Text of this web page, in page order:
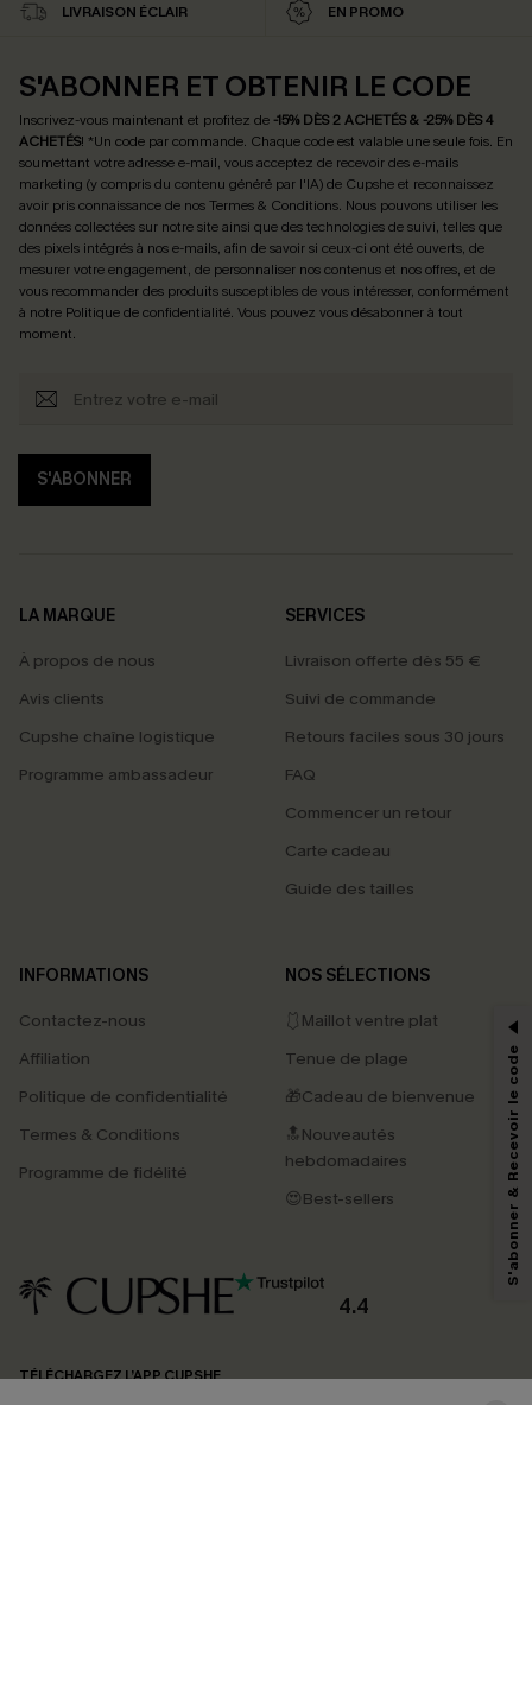
LIVRAISON ÉCLAIR EN PROMO
S'ABONNER ET OBTENIR LE CODE
Inscrivez-vous maintenant et profitez de -15% DÈS 2 ACHETÉS & -25% DÈS 4
ACHETÉS! *Un code par commande. Chaque code est valable une seule fois. En
soumettant votre adresse e-mail, vous acceptez de recevoir des e-mails
marketing (y compris du contenu généré par l'IA) de Cupshe et reconnaissez
avoir pris connaissance de nosTermes & Conditions. Nous pouvons utiliser les
données collectées sur notre site ainsi que des technologies de suivi, telles que
des pixels intégrés à nos e-mails, afin de savoir si ceux-ci ont été ouverts, de
mesurer votre engagement, de personnaliser nos contenus et nos offres, et de
vous recommander des produits susceptibles de vous intéresser, conformément
à notre Politique de confidentialité. Vous pouvez vous désabonner à tout
moment.
S'ABONNER
LA MARQUE
À propos de nous
Avis clients
Cupshe chaîne logistique
Programme ambassadeur
SERVICES
Livraison offerte dès 55 €
Suivi de commande
Retours faciles sous 30 jours
FAQ
Commencer un retour
Carte cadeau
Guide des tailles
INFORMATIONS
Contactez-nous
Affiliation
Politique de confidentialité
Termes & Conditions
Programme de fidélité
NOS SÉLECTIONS
🩱Maillot ventre plat
Tenue de plage
🎁Cadeau de bienvenue
🔝Nouveautés
hebdomadaires
😍Best-sellers
4.4
TÉLÉCHARGEZ L’APP CUPSHE
PROFITEZ DE -15%
-15% dès 2 Achetés par E-mail
*Un code par commande, valable une seule fois.
En soumettant votre adresse e-mail, vous acceptez de recevoir des e-mails
marketing (y compris du contenu généré par l'IA) de Cupshe et
reconnaissez avoir pris connaissance de nos
pouvons utiliser les données collectées sur notre site ainsi que des
produits susceptibles de vous intéresser, conformément à notre
Politique de
confidentialité
. Vous pouvez vous désabonner à tout moment.
S'abonner & Recevoir le code